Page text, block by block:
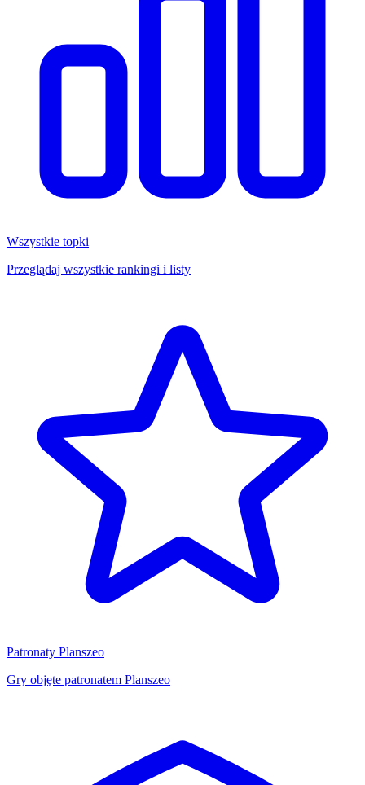
Wszystkie topki
Przeglądaj wszystkie rankingi i listy
Patronaty Planszeo
Gry objęte patronatem Planszeo